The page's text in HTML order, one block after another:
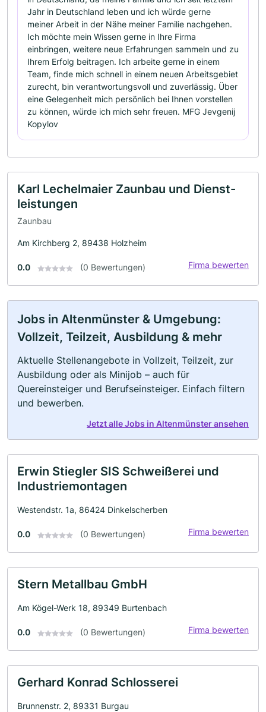
Jahr in Deutschland leben und ich würde gerne
meiner Arbeit in der Nähe meiner Familie nachgehen.
Ich möchte mein Wissen gerne in Ihre Firma
einbringen, weitere neue Erfahrungen sammeln und zu
Ihrem Erfolg beitragen. Ich arbeite gerne in einem
Team, finde mich schnell in einem neuen Arbeitsgebiet
zurecht, bin verantwortungsvoll und zuverlässig. Über
eine Gelegenheit mich persönlich bei Ihnen vorstellen
zu können, würde ich mich sehr freuen. MFG Jevgenij
Kopylov
Karl Lechelmaier Zaunbau und Dienst-
leistungen
Zaunbau
Am Kirchberg 2, 89438 Holzheim
0.0 (0 Bewertungen) Firma bewerten
Jobs in Altenmünster & Umgebung:
Vollzeit, Teilzeit, Ausbildung & mehr
Aktuelle Stellenangebote in Vollzeit, Teilzeit, zur
Ausbildung oder als Minijob – auch für
Quereinsteiger und Berufseinsteiger. Einfach filtern
und bewerben.
Jetzt alle Jobs in Altenmünster ansehen
Erwin Stiegler SIS Schweißerei und
Industriemontagen
Westendstr. 1a, 86424 Dinkelscherben
0.0 (0 Bewertungen) Firma bewerten
Stern Metallbau GmbH
Am Kögel-Werk 18, 89349 Burtenbach
0.0 (0 Bewertungen) Firma bewerten
Gerhard Konrad Schlosserei
Brunnenstr. 2, 89331 Burgau